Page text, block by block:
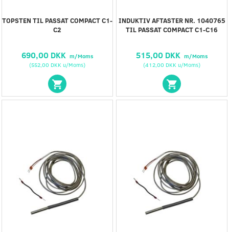
TOPSTEN TIL PASSAT COMPACT C1-
C2
690,00 DKK m/Moms
(552,00 DKK u/Moms)
INDUKTIV AFTASTER NR. 1040765
TIL PASSAT COMPACT C1-C16
515,00 DKK m/Moms
(412,00 DKK u/Moms)